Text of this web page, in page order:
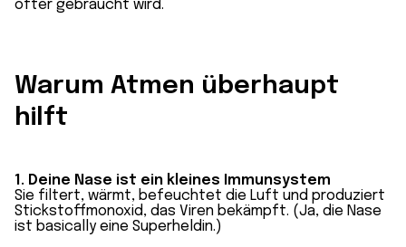
öfter gebraucht wird.
Warum Atmen überhaupt
hilft
1. Deine Nase ist ein kleines Immunsystem
Sie filtert, wärmt, befeuchtet die Luft und produziert
Stickstoffmonoxid, das Viren bekämpft. (Ja, die Nase
ist basically eine Superheldin.)